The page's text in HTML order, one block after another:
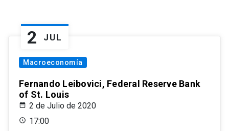
2 JUL
Macroeconomía
Fernando Leibovici, Federal Reserve Bank
of St. Louis
2 de Julio de 2020
17:00